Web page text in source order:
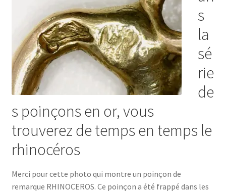
s
la
sé
rie
de
s poinçons en or, vous
trouverez de temps en temps le
rhinocéros
Merci pour cette photo qui montre un poinçon de
remarque RHINOCEROS. Ce poinçon a été frappé dans les